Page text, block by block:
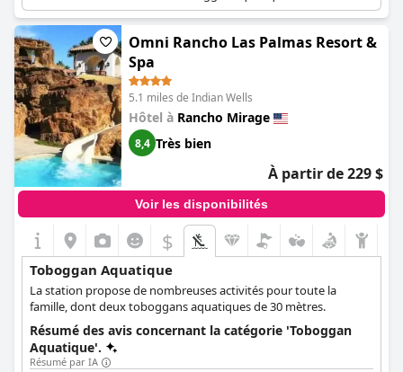
Omni Rancho Las Palmas Resort &
Spa
5.1 miles de Indian Wells
Hôtel à Rancho Mirage
8,4 Très bien
À partir de 229 $
Voir les disponibilités
$
Toboggan Aquatique
La station propose de nombreuses activités pour toute la
famille, dont deux toboggans aquatiques de 30 mètres.
Résumé des avis concernant la catégorie 'Toboggan
Aquatique'.
Résumé par IA